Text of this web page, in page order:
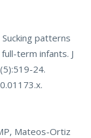
patterns
term infants. J
24.
.
Mateos-Ortiz